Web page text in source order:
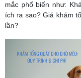
mắc phổ biến như:
ích ra sao? Giá khám
lần?